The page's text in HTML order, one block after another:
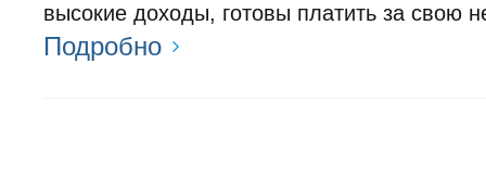
высокие доходы, готовы платить за свою
Подробно